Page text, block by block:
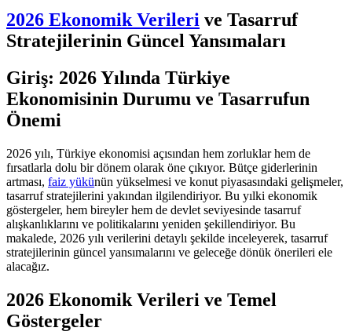
2026 Ekonomik Verileri ve Tasarruf
Stratejilerinin Güncel Yansımaları
Giriş: 2026 Yılında Türkiye
Ekonomisinin Durumu ve Tasarrufun
Önemi
2026 yılı, Türkiye ekonomisi açısından hem zorluklar hem de
fırsatlarla dolu bir dönem olarak öne çıkıyor. Bütçe giderlerinin
artması, faiz yükünün yükselmesi ve konut piyasasındaki gelişmeler,
tasarruf stratejilerini yakından ilgilendiriyor. Bu yılki ekonomik
göstergeler, hem bireyler hem de devlet seviyesinde tasarruf
alışkanlıklarını ve politikalarını yeniden şekillendiriyor. Bu
makalede, 2026 yılı verilerini detaylı şekilde inceleyerek, tasarruf
stratejilerinin güncel yansımalarını ve geleceğe dönük önerileri ele
alacağız.
2026 Ekonomik Verileri ve Temel
Göstergeler